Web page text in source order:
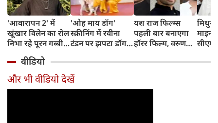
'आवारापन 2' में
खूंखार विलेन का रोल
निभा रहे पूरन गब्बी
संग है खास रिश्ता
'ओह माय डॉग'
स्क्रीनिंग में रवीना
टंडन पर झपटा डॉग,
ने ऐसे दिखाई
दरियादिली
यश राज फिल्म्स
पहली बार बनाएगा
हॉरर फिल्म, वरुण
रोल
मिथुन
सीएम
पहुंचे
वीडियो
और भी वीडियो देखें